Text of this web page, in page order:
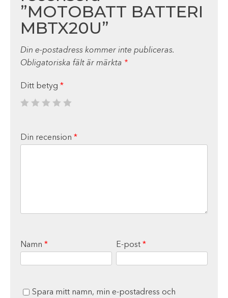
”MOTOBATT BATTERI
MBTX20U”
Din e-postadress kommer inte publiceras.
Obligatoriska fält är märkta *
Ditt betyg *
Din recension *
Namn * E-post *
Spara mitt namn, min e-postadress och